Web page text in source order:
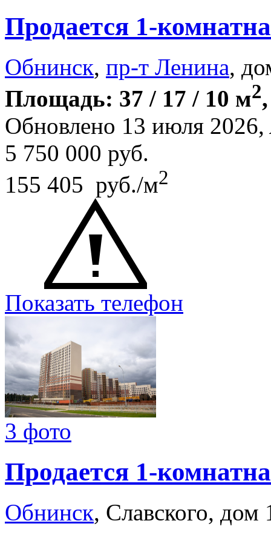
Продается 1-
Обнинск, пр-т Ленина,
Площадь: 37 / 17 / 10 м2
Обновлено 13 июля 2026,
5 750 000 руб.
155 405 руб./м2
Показать телефон
3 фото
Продается 1-
Обнинск, Славского, дом